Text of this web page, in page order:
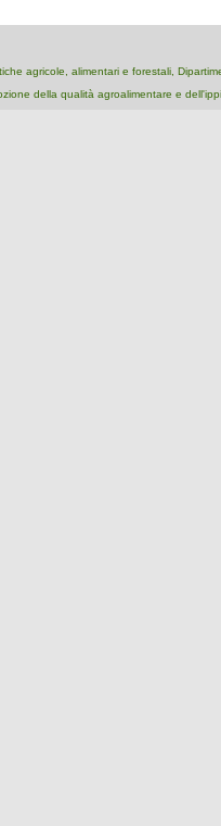
agricole, alimentari e forestali,
della qualità agroalimentare e